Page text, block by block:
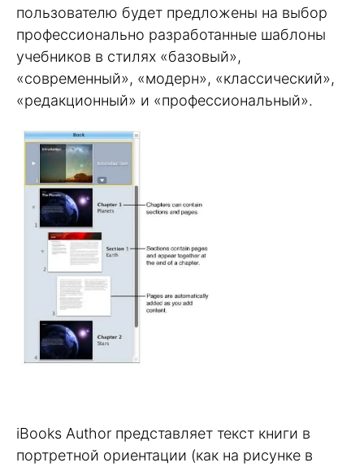
пользователю будет предложены на выбор
профессионально разработанные шаблоны
учебников в стилях «базовый»,
«современный», «модерн», «классический»,
«редакционный» и «профессиональный».
iBooks Author представляет текст книги в
портретной ориентации (как на рисунке в